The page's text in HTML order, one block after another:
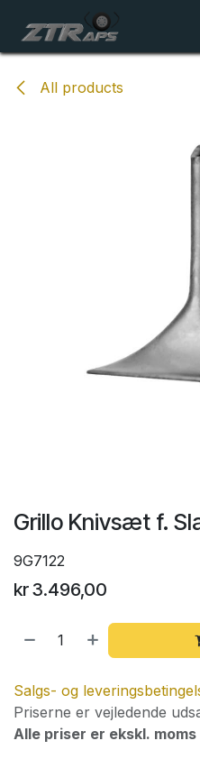
All products
Grillo Knivsæt f.
9G7122
kr3.496,00
Salgs- og
Priserne er vejledende
Alle priser er ekskl. moms